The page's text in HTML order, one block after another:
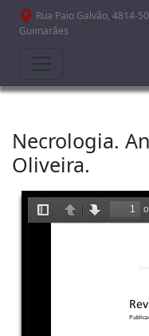
Passar para o conteúdo
Rua Paio Galvão, 4814-
Guimarães
Necrologia.
Oliveira.